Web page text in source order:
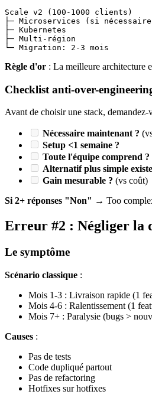
Scale v2 (100-1000 clients)
├─ Microservices (si
├─ Kubernetes
├─ Multi-région
Règle d'or : La meilleure architecture
Checklist anti-over-
Avant de choisir une stack, demandez-
Nécessaire maintenant ?
Setup <1 semaine ?
Toute l'équipe comprend ?
Alternatif plus simple
Gain mesurable ? (vs coût)
Si 2+ réponses "Non" → Too
Erreur #2 : Négliger la
Le symptôme
Scénario classique :
Mois 1-3 : Livraison rapide (1
Mois 4-6 : Ralentissement (1
Mois 7+ : Paralysie (bugs >
Causes :
Pas de tests
Code dupliqué partout
Pas de refactoring
Hotfixes sur hotfixes